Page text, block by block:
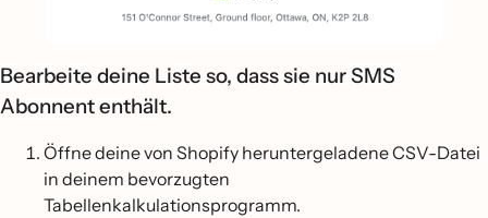
Bearbeite deine Liste so, dass sie nur SMS
Abonnent enthält.
Öffne deine von Shopify heruntergeladene CSV-Datei
in deinem bevorzugten
Tabellenkalkulationsprogramm.